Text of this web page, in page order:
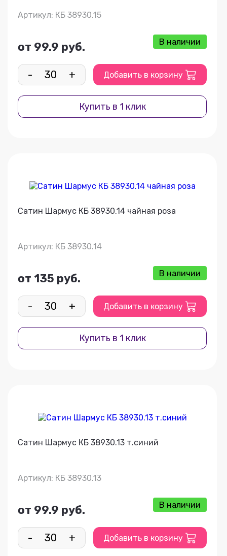
Артикул: КБ 38930.15
от 99.9 руб. В наличии
- + Добавить в корзину
Купить в 1 клик
Сатин Шармус КБ 38930.14 чайная роза
Артикул: КБ 38930.14
от 135 руб. В наличии
- + Добавить в корзину
Купить в 1 клик
Сатин Шармус КБ 38930.13 т.синий
Артикул: КБ 38930.13
от 99.9 руб. В наличии
- + Добавить в корзину